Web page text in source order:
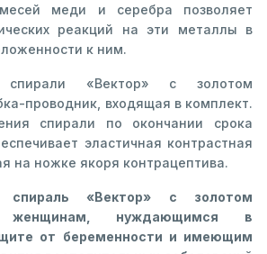
меди и серебра позволяет
реакций на эти металлы в
к ним.
«Вектор» с золотом
проводник, входящая в комплект.
спирали по окончании срока
эластичная контрастная
на ножке якоря контрацептива.
спираль «Вектор» с золотом
женщинам, нуждающимся в
от беременности и имеющим